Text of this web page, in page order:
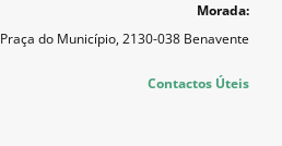
Morada:
Praça do Município, 2130-038 Benavente
Contactos Úteis